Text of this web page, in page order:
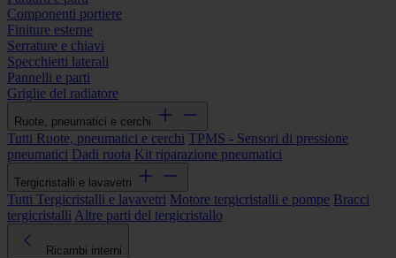
Componenti portiere
Finiture esterne
Serrature e chiavi
Specchietti laterali
Pannelli e parti
Griglie del radiatore
Ruote, pneumatici e cerchi
Tutti Ruote, pneumatici e cerchi TPMS - Sensori di pressione
pneumatici Dadi ruota Kit riparazione pneumatici
Tergicristalli e lavavetri
Tutti Tergicristalli e lavavetri Motore tergicristalli e pompe Bracci
tergicristalli Altre parti del tergicristallo
Ricambi interni